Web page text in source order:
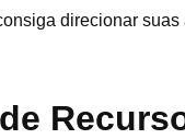
direcionar